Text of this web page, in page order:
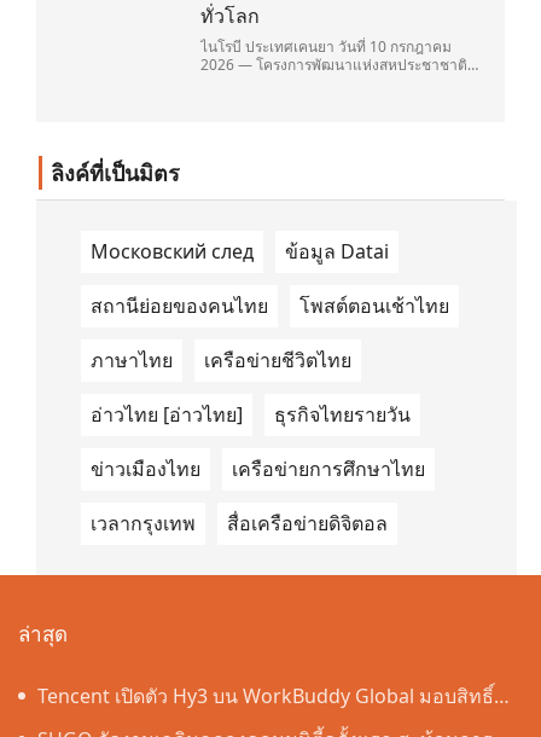
ทั่วโลก
ไนโรบี ประเทศเคนยา วันที่ 10 กรกฎาคม
2026 — โครงการพัฒนาแห่งสหประชาชาติ
ลิงค์ที่เป็นมิตร
Московский след ข้อมูล Datai
สถานีย่อยของคนไทย โพสต์ตอนเช้าไทย
ภาษาไทย เครือข่ายชีวิตไทย
อ่าวไทย [อ่าวไทย] ธุรกิจไทยรายวัน
ข่าวเมืองไทย เครือข่ายการศึกษาไทย
เวลากรุงเทพ สื่อเครือข่ายดิจิตอล
ล่าสุด
Tencent เปิดตัว Hy3 บน WorkBuddy Global มอบสิทธิ์